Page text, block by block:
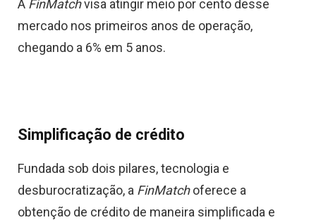
A FinMatchvisa atingir meio por cento desse
mercado nos primeiros anos de operação,
chegando a 6% em 5 anos.
Simplificação de crédito
Fundada sob dois pilares, tecnologia e
desburocratização, a FinMatchoferece a
obtenção de crédito de maneira simplificada e